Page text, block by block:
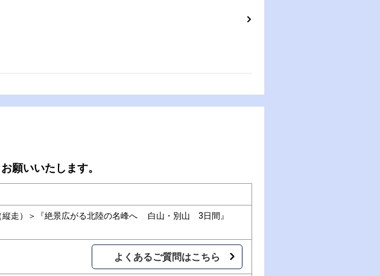
願いいたします。
縦走）＞『絶景広がる北陸の名峰へ 白山・別山 3日間』
よくあるご質問はこちら